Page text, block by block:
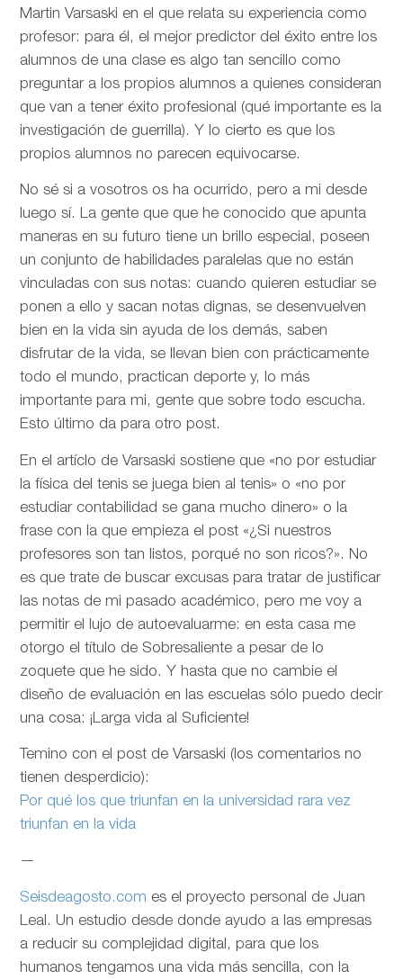
Martin Varsaski en el que relata su experiencia como
profesor: para él, el mejor predictor del éxito entre los
alumnos de una clase es algo tan sencillo como
preguntar a los propios alumnos a quienes consideran
que van a tener éxito profesional (qué importante es la
investigación de guerrilla). Y lo cierto es que los
propios alumnos no parecen equivocarse.
No sé si a vosotros os ha ocurrido, pero a mi desde
luego sí. La gente que que he conocido que apunta
maneras en su futuro tiene un brillo especial, poseen
un conjunto de habilidades paralelas que no están
vinculadas con sus notas: cuando quieren estudiar se
ponen a ello y sacan notas dignas, se desenvuelven
bien en la vida sin ayuda de los demás, saben
disfrutar de la vida, se llevan bien con prácticamente
todo el mundo, practican deporte y, lo más
importante para mi, gente que sobre todo escucha.
Esto último da para otro post.
En el artíclo deVarsaski sostiene que «no por estudiar
la física del tenis se juega bien al tenis» o «no por
estudiar contabilidad se gana mucho dinero» o la
frase con la que empieza el post «¿Si nuestros
profesores son tan listos, porqué no son ricos?». No
es que trate de buscar excusas para tratar de justificar
las notas de mi pasado académico, pero me voy a
permitir el lujo de autoevaluarme: en esta casa me
otorgo el título de Sobresaliente a pesar de lo
zoquete que he sido. Y hasta que no cambie el
diseño de evaluación en las escuelas sólo puedo decir
una cosa: ¡Larga vida al Suficiente!
Temino con el post de Varsaski (los comentarios no
tienen desperdicio):
Por qué los que triunfan en la universidad rara vez
triunfan en la vida
—
Seisdeagosto.com es el proyecto personal de Juan
Leal. Un estudio desde donde ayudo a las empresas
a reducir su complejidad digital, para que los
humanos tengamos una vida más sencilla, con la